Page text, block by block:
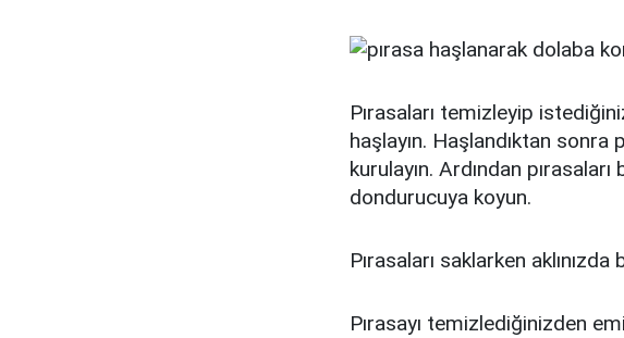
Pırasaları temizleyip
haşlayın. Haşlandıktan sonra
kurulayın. Ardından
dondurucuya koyun.
Pırasaları saklarken
Pırasayı temizlediğinizden